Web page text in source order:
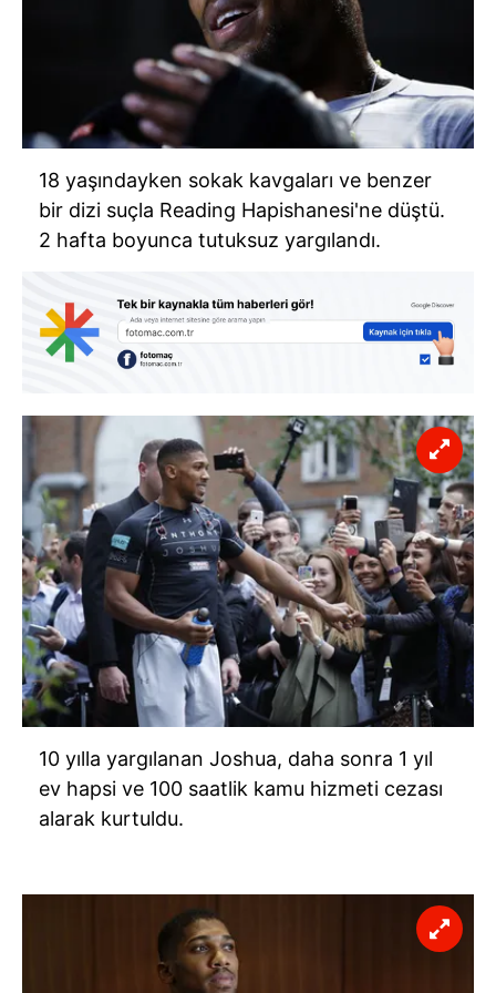
18 yaşındayken sokak kavgaları ve benzer
bir dizi suçla Reading Hapishanesi'ne düştü.
2 hafta boyunca tutuksuz yargılandı.
10 yılla yargılanan Joshua, daha sonra 1 yıl
ev hapsi ve 100 saatlik kamu hizmeti cezası
alarak kurtuldu.